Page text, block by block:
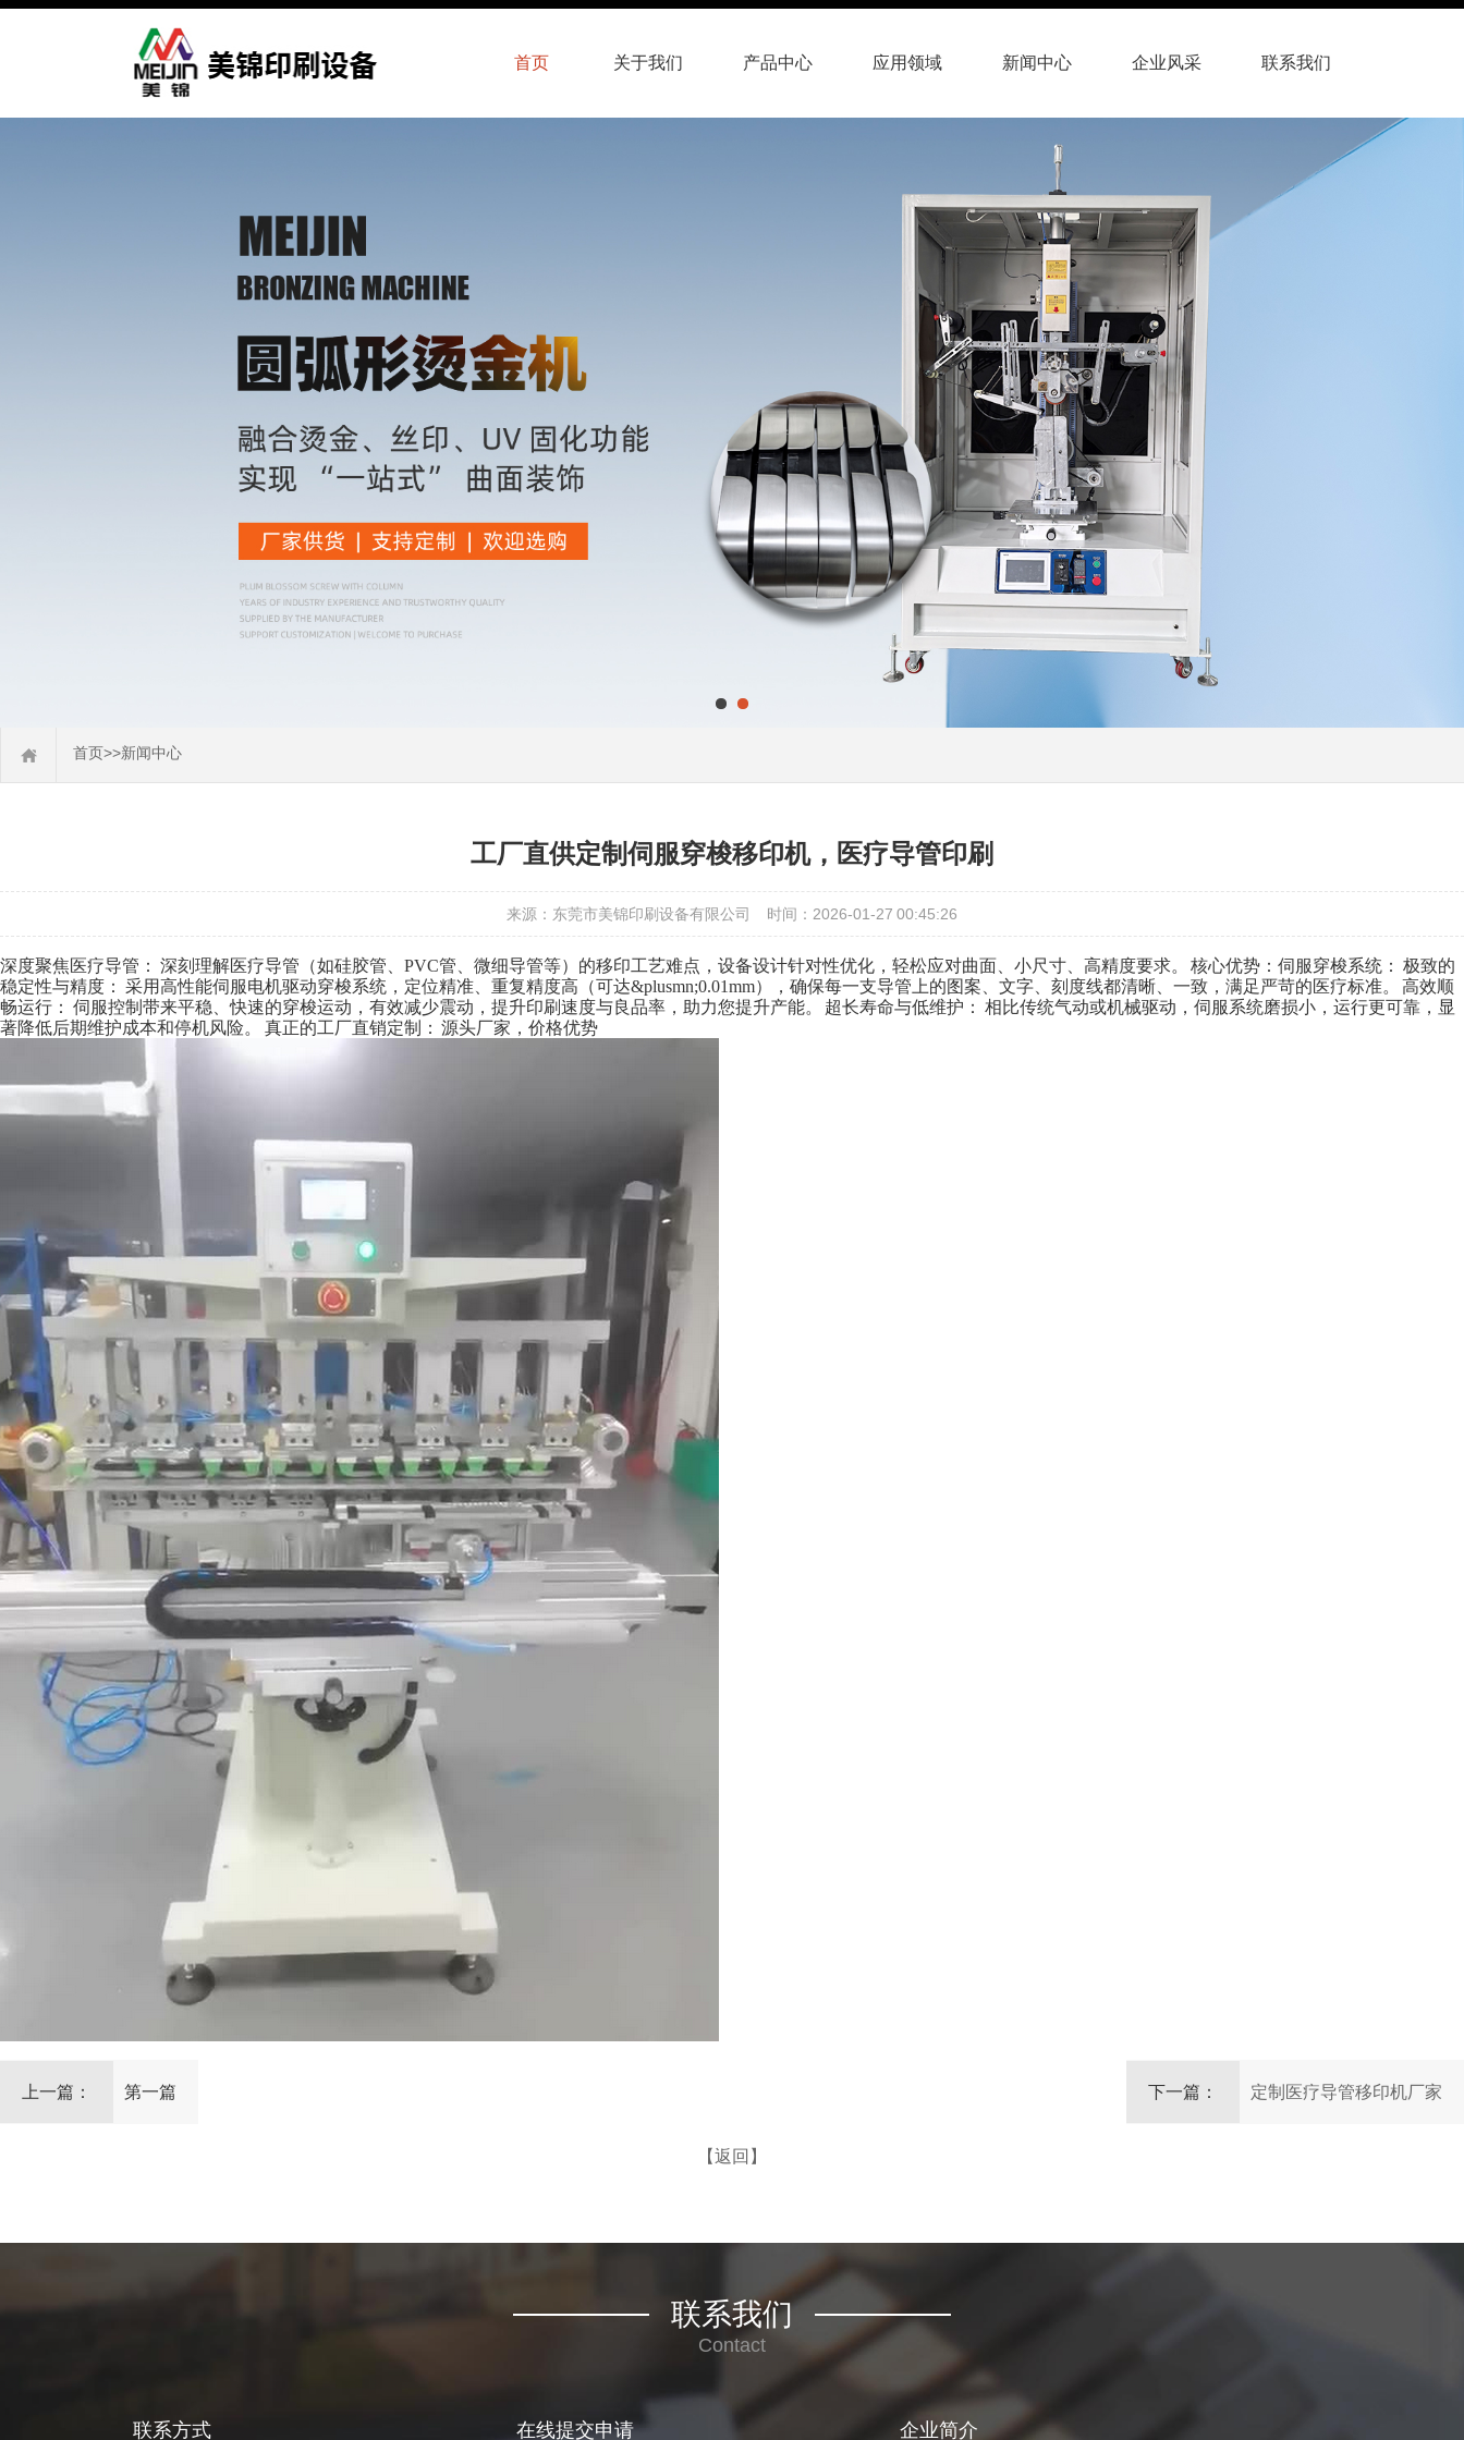
首页 关于我们 产品中心 应用领域 新闻中心 企业风采 联系我们
首页>>新闻中心
工厂直供定制伺服穿梭移印机，医疗导管印刷
来源：东莞市美锦印刷设备有限公司 时间：2026-01-27 00:45:26
深度聚焦医疗导管： 深刻理解医疗导管（如硅胶管、PVC管、微细导管等）的移印工艺难点，设备设计针对性优化，轻松应对曲面、小尺寸、高精度要求。 核心优势：伺服穿梭系统： 极致的
稳定性与精度： 采用高性能伺服电机驱动穿梭系统，定位精准、重复精度高（可达&plusmn;0.01mm），确保每一支导管上的图案、文字、刻度线都清晰、一致，满足严苛的医疗标准。 高效顺
畅运行： 伺服控制带来平稳、快速的穿梭运动，有效减少震动，提升印刷速度与良品率，助力您提升产能。 超长寿命与低维护： 相比传统气动或机械驱动，伺服系统磨损小，运行更可靠，显
著降低后期维护成本和停机风险。 真正的工厂直销定制： 源头厂家，价格优势
上一篇： 第一篇 下一篇： 定制医疗导管移印机厂家
【返回】
联系我们
Contact
联系方式 在线提交申请 企业简介